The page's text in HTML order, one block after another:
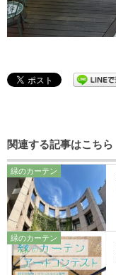
関連する記事はこちら
緑のカーテン
緑のカーテン